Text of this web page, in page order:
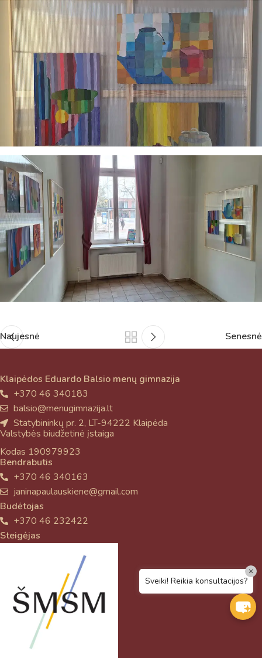
Naujesnė Senesnė
Klaipėdos Eduardo Balsio menų gimnazija
+370 46 340183
balsio@menugimnazija.lt
Statybininkų pr. 2, LT-94222 Klaipėda
Valstybės biudžetinė įstaiga
Kodas 190979923
Bendrabutis
+370 46 340163
janinapaulauskiene@gmail.com
Budėtojas
+370 46 232422
Steigėjas
Sveiki! Reikia konsultacijos?
×